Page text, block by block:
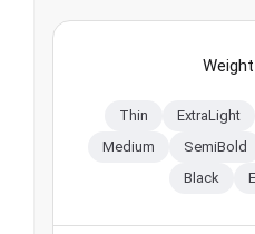
Thin ExtraLight
Medium
SemiBold
Black